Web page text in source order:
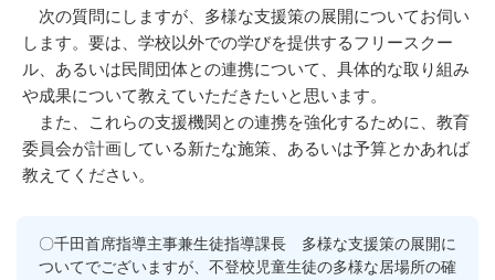
次の質問にしますが、多様な支援策の展開についてお伺い
します。要は、学校以外での学びを提供するフリースクー
ル、あるいは民間団体との連携について、具体的な取り組み
や成果について教えていただきたいと思います。
また、これらの支援機関との連携を強化するために、教育
委員会が計画している新たな施策、あるいは予算とかあれば
教えてください。
〇千田首席指導主事兼生徒指導課長 多様な支援策の展開に
ついてでございますが、不登校児童生徒の多様な居場所の確